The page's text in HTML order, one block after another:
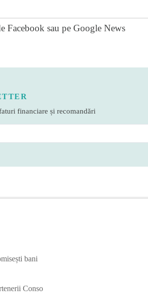
Facebook sau pe Google News
financiare și recomandări
bani
Conso